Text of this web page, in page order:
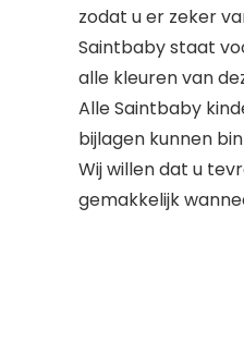
zodat u er zeker
Saintbaby staat
alle kleuren van
Alle Saintbaby
bijlagen kunnen
Wij willen dat u
gemakkelijk